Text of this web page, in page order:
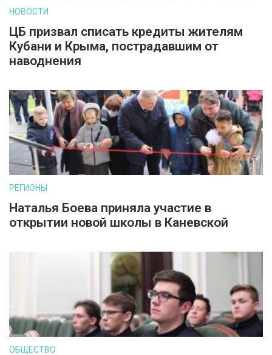
НОВОСТИ
ЦБ призвал списать кредиты жителям
Кубани и Крыма, пострадавшим от
наводнения
РЕГИОНЫ
Наталья Боева приняла участие в
открытии новой школы в Каневской
ОБЩЕСТВО